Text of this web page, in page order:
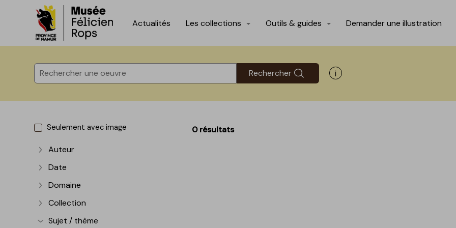
Accèder directement au contenu
Accèder directement au contenu
Actualités Les collections Outils & guides Demander une illustration
Rechercher Afficher les informations
Seulement avec image
Afficher plus
Auteur
Afficher plus
Date
Afficher plus
Domaine
Afficher plus
Collection
Sujet / thème
0 résultats